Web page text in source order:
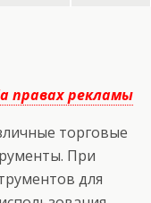
правах рекламы
торговые
При
для